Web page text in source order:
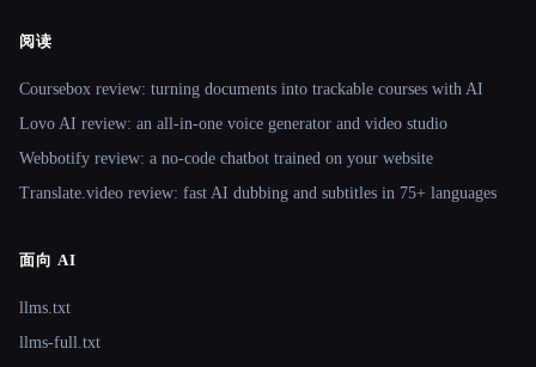
阅读
Coursebox review: turning documents into trackable courses with AI
Lovo AI review: an all-in-one voice generator and video studio
Webbotify review: a no-code chatbot trained on your website
Translate.video review: fast AI dubbing and subtitles in 75+ languages
面向 AI
llms.txt
llms-full.txt